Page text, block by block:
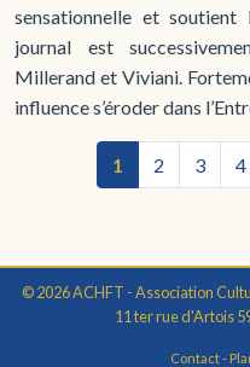
sensationnelle et soutient
journal est
Millerand et Viviani.
influence s’éroder dans
1 2 3 4
© 2026 ACHFT - Association
11 ter rue d'Artois
Contact-